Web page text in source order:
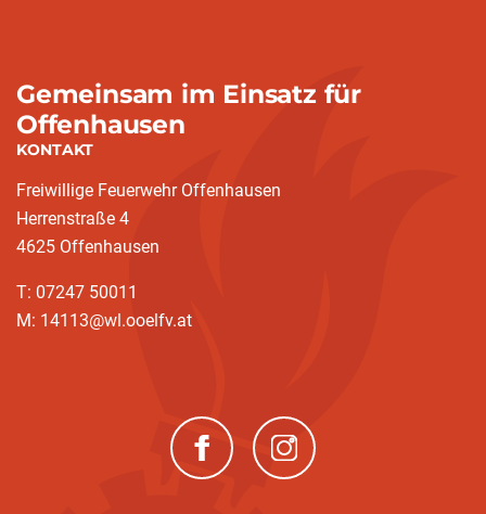
Gemeinsam im Einsatz für
Offenhausen
KONTAKT
Freiwillige Feuerwehr Offenhausen
Herrenstraße 4
4625 Offenhausen
T: 07247 50011
M: 14113@wl.ooelfv.at
(neues Fenster)(neues Fenster)